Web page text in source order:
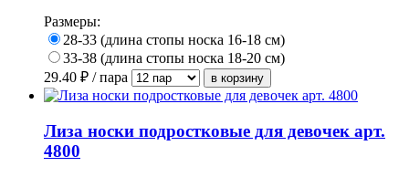
Размеры:
28-33 (длина стопы носка 16-18 см)
33-38 (длина стопы носка 18-20 см)
29.40 ₽ / пара
Лиза носки подростковые для девочек арт.
4800